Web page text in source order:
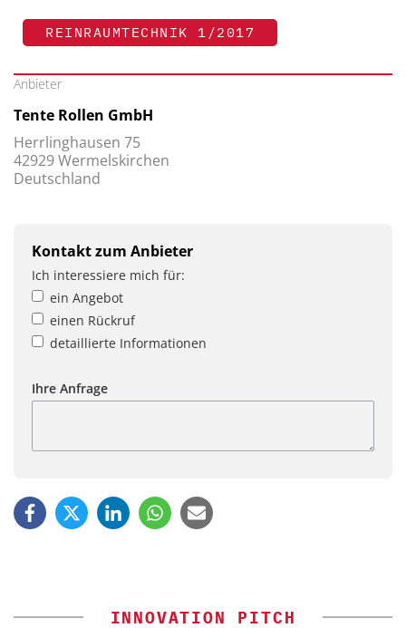
REINRAUMTECHNIK 1/2017
Anbieter
Tente Rollen GmbH
Herrlinghausen 75
42929 Wermelskirchen
Deutschland
Kontakt zum Anbieter
Ich interessiere mich für:
ein Angebot
einen Rückruf
detaillierte Informationen
Ihre Anfrage
INNOVATION PITCH